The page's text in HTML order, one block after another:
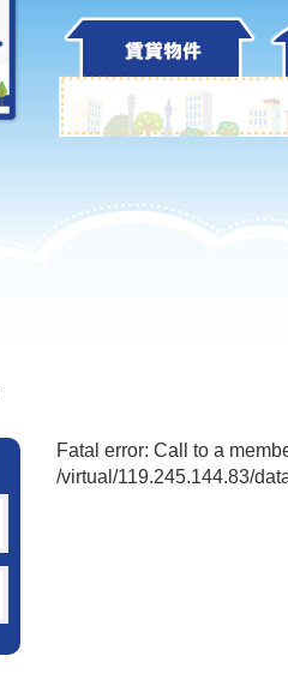
Fatal error: Call to a
/virtual/119.245.144.83/